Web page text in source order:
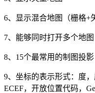
6、显示混合地图（栅格+
7、能够同时打开多个地图
8、15个最常用的制图投影
9、坐标的表示形式：度
ECEF，开放位置代码，